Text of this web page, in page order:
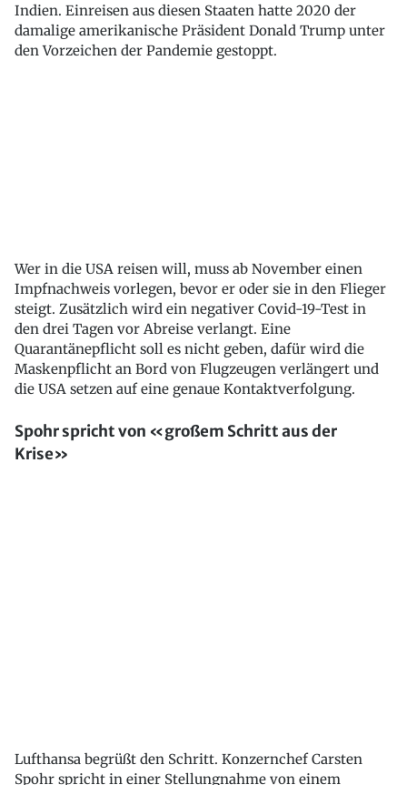
Indien. Einreisen aus diesen Staaten hatte 2020 der
damalige amerikanische Präsident Donald Trump unter
den Vorzeichen der Pandemie gestoppt.
Wer in die USA reisen will, muss ab November einen
Impfnachweis vorlegen, bevor er oder sie in den Flieger
steigt. Zusätzlich wird ein negativer Covid-19-Test in
den drei Tagen vor Abreise verlangt. Eine
Quarantänepflicht soll es nicht geben, dafür wird die
Maskenpflicht an Bord von Flugzeugen verlängert und
die USA setzen auf eine genaue Kontaktverfolgung.
Spohr spricht von «großem Schritt aus der
Krise»
Lufthansa begrüßt den Schritt. Konzernchef Carsten
Spohr spricht in einer Stellungnahme von einem